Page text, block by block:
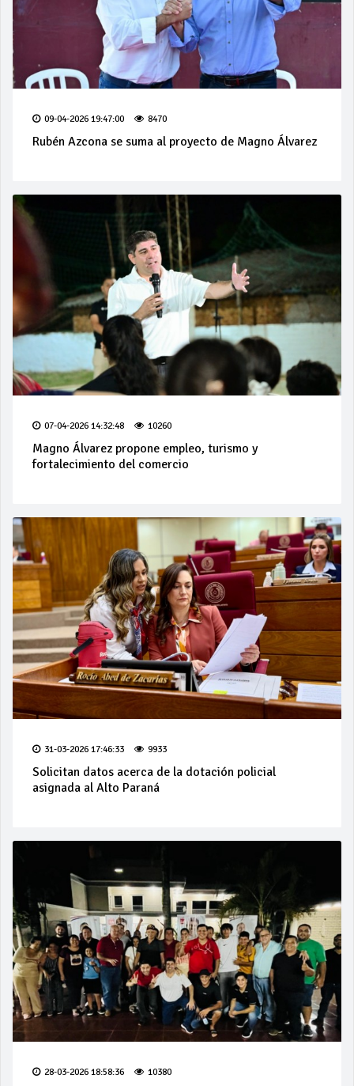
09-04-2026 19:47:00 8470
Rubén Azcona se suma al proyecto de Magno Álvarez
07-04-2026 14:32:48 10260
Magno Álvarez propone empleo, turismo y
fortalecimiento del comercio
31-03-2026 17:46:33 9933
Solicitan datos acerca de la dotación policial
asignada al Alto Paraná
28-03-2026 18:58:36 10380